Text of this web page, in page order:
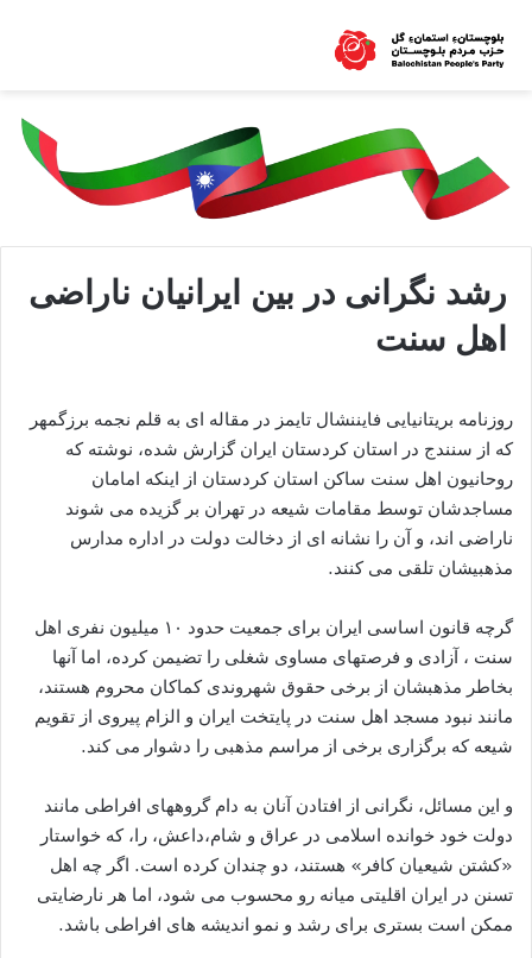
رشد نگرانی در بین ایرانیان ناراضی
اهل سنت
روزنامه بریتانیایی فایننشال تایمز در مقاله ای به قلم نجمه برزگمهر
که از سنندج در استان کردستان ایران گزارش شده، نوشته که
روحانیون اهل سنت ساکن استان کردستان از اینکه امامان
مساجدشان توسط مقامات شیعه در تهران بر گزیده می شوند
ناراضی اند، و آن را نشانه ای از دخالت دولت در اداره مدارس
مذهبیشان تلقی می کنند.
گرچه قانون اساسی ایران برای جمعیت حدود ۱۰ میلیون نفری اهل
سنت ، آزادی و فرصتهای مساوی شغلی را تضیمن کرده، اما آنها
بخاطر مذهبشان از برخی حقوق شهروندی کماکان محروم هستند،
مانند نبود مسجد اهل سنت در پایتخت ایران و الزام پیروی از تقویم
شیعه که برگزاری برخی از مراسم مذهبی را دشوار می کند.
و این مسائل، نگرانی از افتادن آنان به دام گروههای افراطی مانند
دولت خود خوانده اسلامی در عراق و شام،داعش، را، که خواستار
«کشتن شیعیان کافر» هستند، دو چندان کرده است. اگر چه اهل
تسنن در ایران اقلیتی میانه رو محسوب می شود، اما هر نارضایتی
ممکن است بستری برای رشد و نمو اندیشه های افراطی باشد.